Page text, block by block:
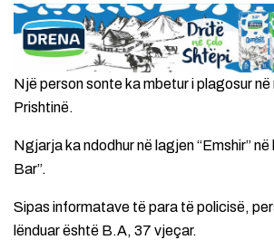
Një person sonte ka mbetur i plagosur në
Prishtinë.
Ngjarja ka ndodhur në lagjen “Emshir”
Bar”.
Sipas informatave të para të policisë,
lënduar është B.A, 37 vjeçar.